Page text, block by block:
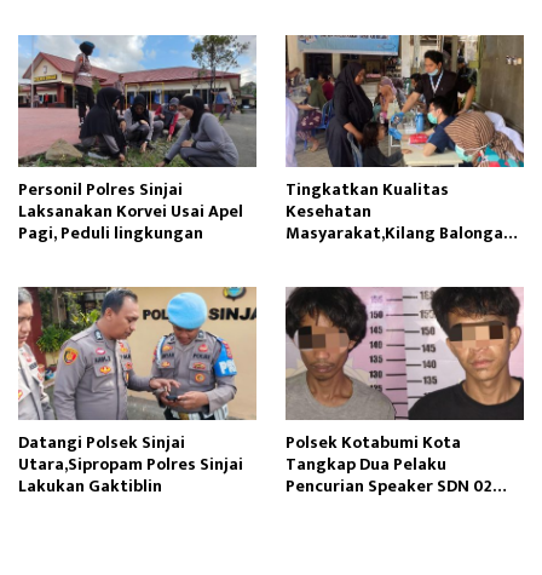
Personil Polres Sinjai
Laksanakan Korvei Usai Apel
Pagi, Peduli lingkungan
Tingkatkan Kualitas
Kesehatan
Masyarakat,Kilang Balongan
Datangi Polsek Sinjai
Utara,Sipropam Polres Sinjai
Lakukan Gaktiblin
Polsek Kotabumi Kota
Tangkap Dua Pelaku
Pencurian Speaker SDN 02